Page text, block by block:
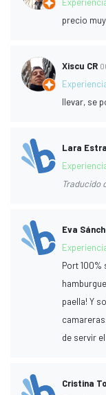
precio
Xiscu CR
llevar, se
Lara
Traducido
Eva
Port
paella! Y
de servir
Cristina